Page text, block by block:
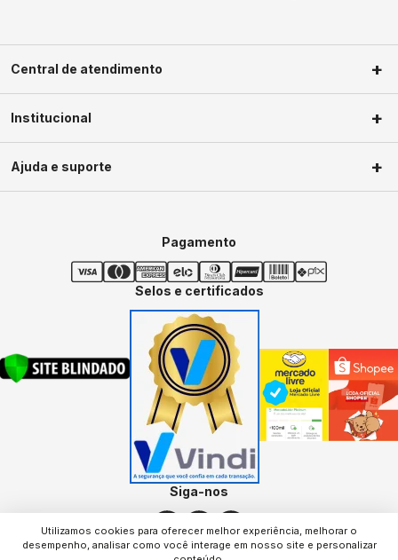
Utilizamos cookies para oferecer melhor experiência, melhorar o
desempenho, analisar como você interage em nosso site e personalizar
Central de atendimento
Segunda a Sexta-Feira das 09h às
Institucional
Privacidade
Ajuda e suporte
Dúvidas frequentes
Pagamento
Selos e certificados
Siga-nos